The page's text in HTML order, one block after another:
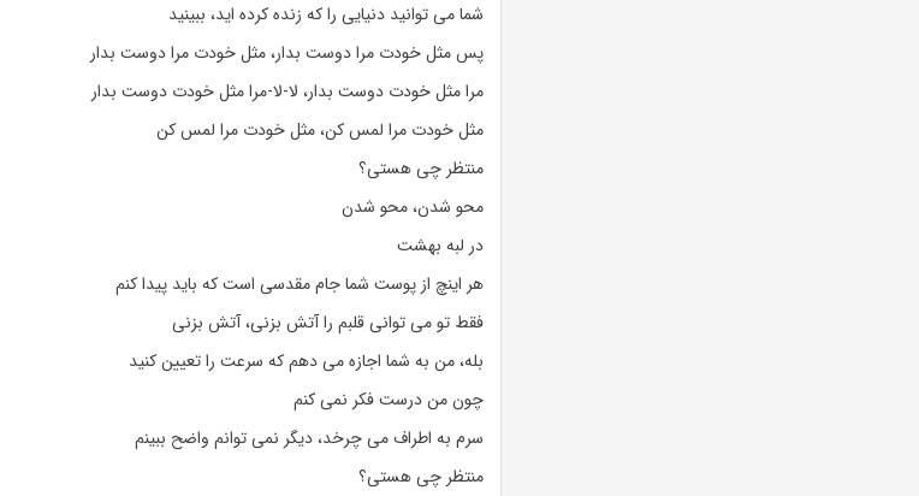
شما می توانید دنیایی را که زنده کرده اید، ببینید
پس مثل خودت مرا دوست بدار، مثل خودت مرا دوست بدار
مرا مثل خودت دوست بدار، لا-لا-مرا مثل خودت دوست بدار
مثل خودت مرا لمس کن، مثل خودت مرا لمس کن
منتظر چی هستی؟
محو شدن، محو شدن
در لبه بهشت
هر اینچ از پوست شما جام مقدسی است که باید پیدا کنم
فقط تو می توانی قلبم را آتش بزنی، آتش بزنی
بله، من به شما اجازه می دهم که سرعت را تعیین کنید
چون من درست فکر نمی کنم
سرم به اطراف می چرخد، دیگر نمی توانم واضح ببینم
منتظر چی هستی؟